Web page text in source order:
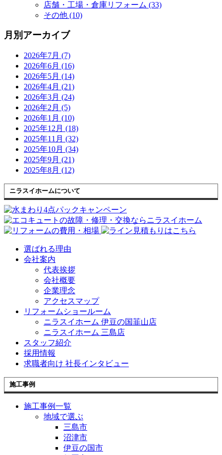
店舗・工場・倉庫リフォーム (33)
その他 (10)
月別アーカイブ
2026年7月 (7)
2026年6月 (16)
2026年5月 (14)
2026年4月 (21)
2026年3月 (24)
2026年2月 (5)
2026年1月 (10)
2025年12月 (18)
2025年11月 (32)
2025年10月 (34)
2025年9月 (21)
2025年8月 (12)
ニラスイホームについて
選ばれる理由
会社案内
代表挨拶
会社概要
企業理念
アクセスマップ
リフォームショールーム
ニラスイホーム 伊豆の国韮山店
ニラスイホーム 三島店
スタッフ紹介
採用情報
求職者向け 社長インタビュー
施工事例
施工事例一覧
地域で選ぶ
三島市
沼津市
伊豆の国市